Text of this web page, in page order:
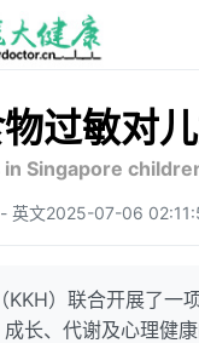
过敏对
Singapore
英文2025-07-06
）联合开展了一
长、代谢及心理健